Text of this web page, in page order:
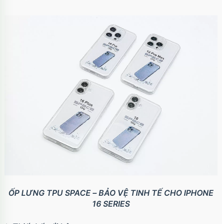
ỐP LƯNG TPU SPACE – BẢO VỆ TINH TẾ CHO IPHONE
16 SERIES